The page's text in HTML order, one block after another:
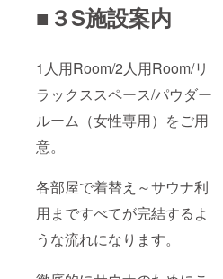
■３S施設案内
1人用Room/2人用Room/リ
ラックススペース/パウダー
ルーム（女性専用）をご用
意。
各部屋で着替え～サウナ利
用まですべてが完結するよ
うな流れになります。